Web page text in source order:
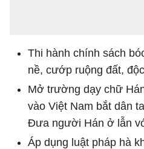
Thi hành chính sách
nề, cướp ruộng đất,
Mở trường dạy chữ
vào Việt Nam bắt dân
Đưa người Hán ở lẫn
Áp dụng luật pháp hà